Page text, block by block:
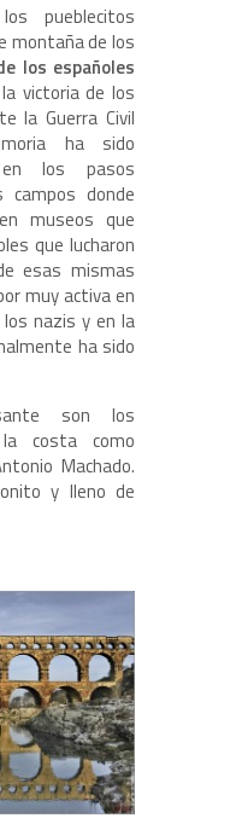
pueblecitos
montaña de los
los españoles
victoria de los
la Guerra Civil
ha sido
los pasos
donde
museos que
que lucharon
esas mismas
muy activa en
nazis y en la
ha sido
son los
costa como
Machado.
y lleno de